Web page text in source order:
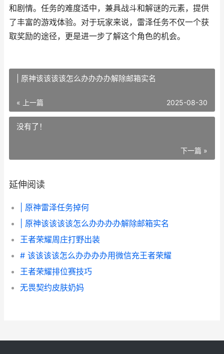
和剧情。任务的难度适中，兼具战斗和解谜的元素，提供
了丰富的游戏体验。对于玩家来说，雷泽任务不仅一个获
取奖励的途径，更是进一步了解这个角色的机会。
| 原神该该该该怎么办办办办解除邮箱实名
« 上一篇 2025-08-30
没有了！
下一篇 »
延伸阅读
| 原神雷泽任务掉何
| 原神该该该该怎么办办办办解除邮箱实名
王者荣耀周庄打野出装
# 该该该该怎么办办办办用微信充王者荣耀
王者荣耀排位赛技巧
无畏契约皮肤奶妈